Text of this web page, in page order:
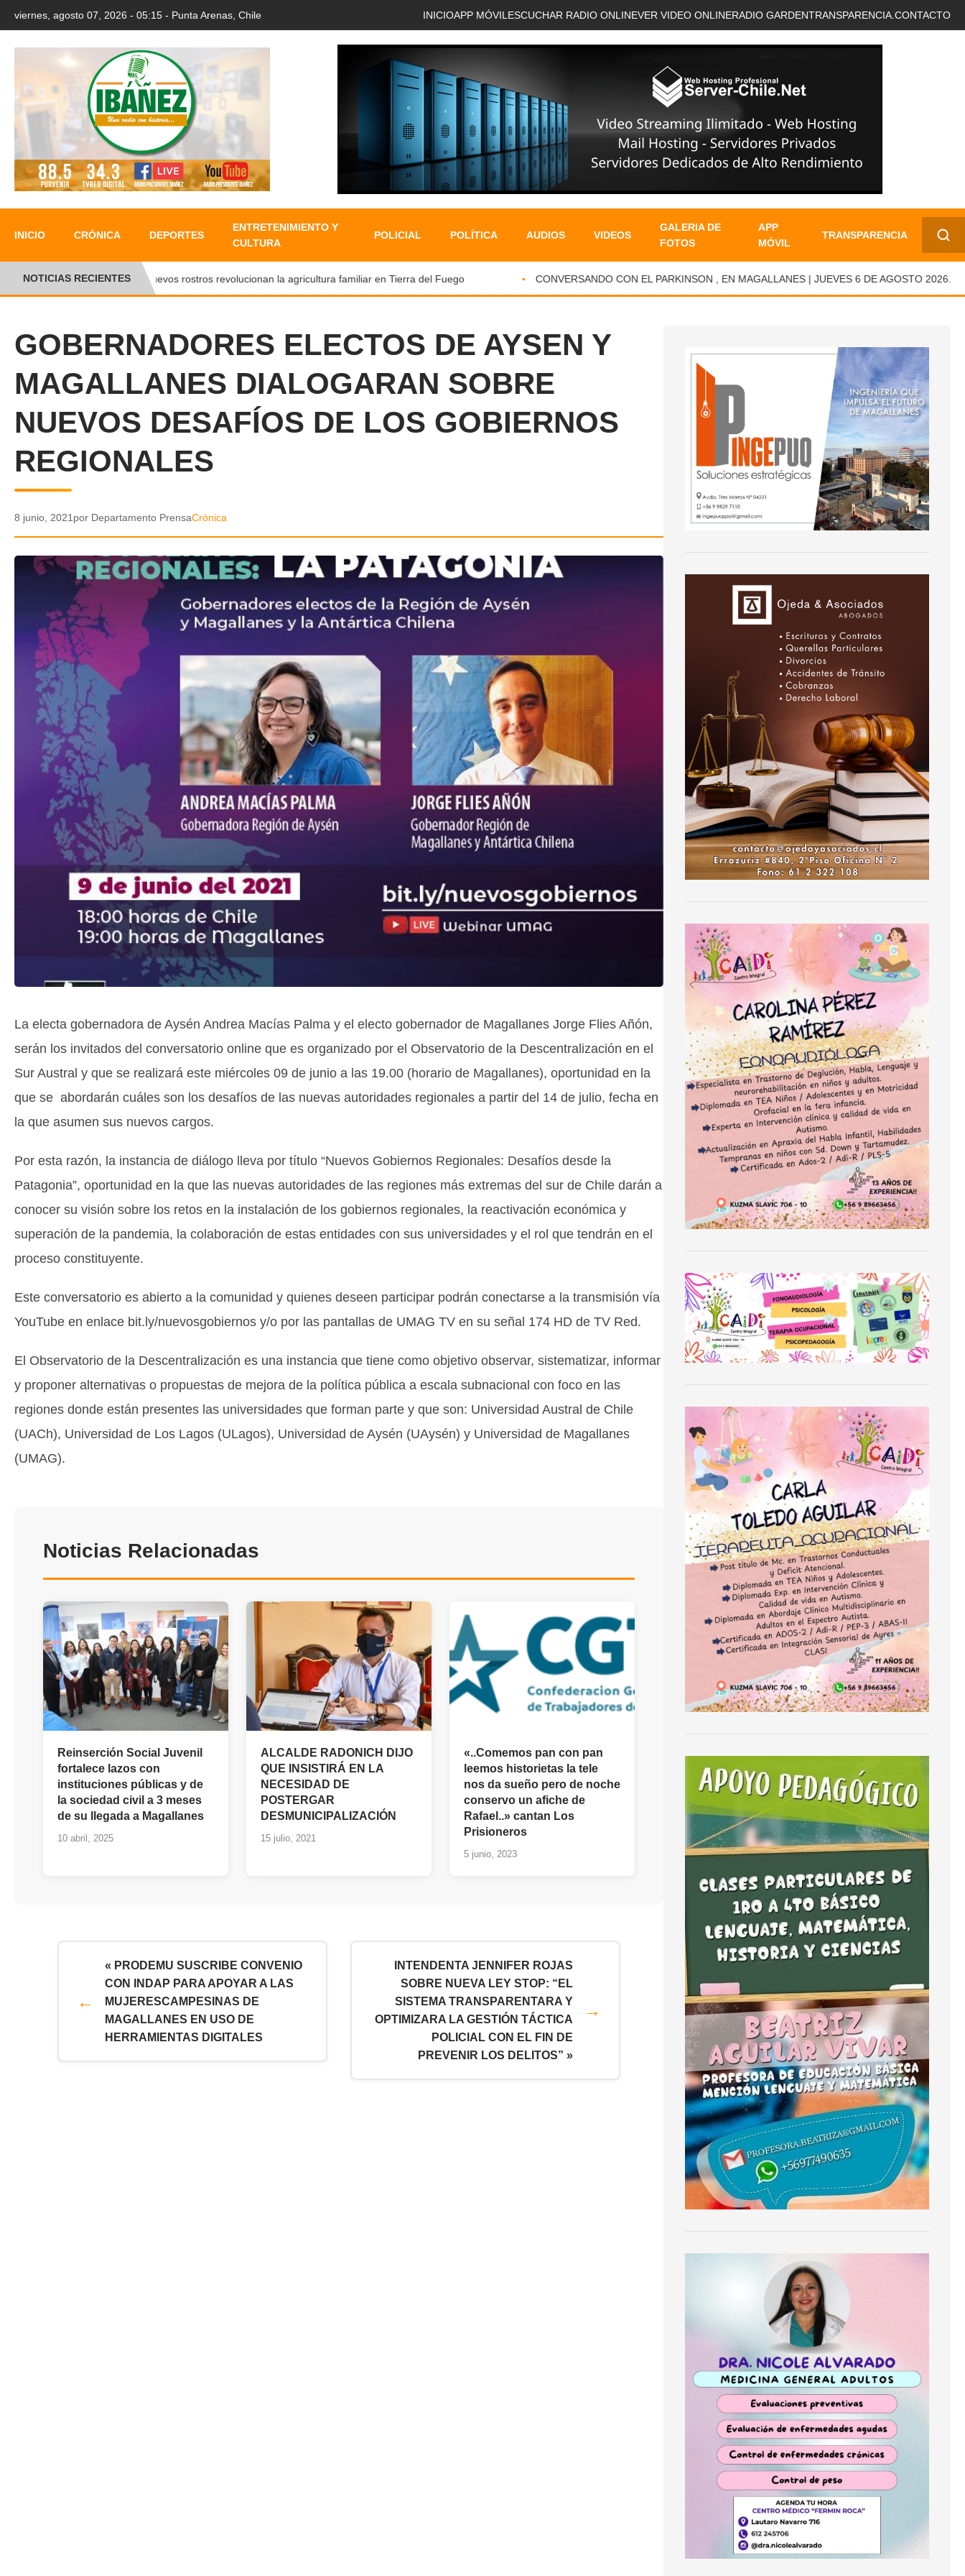
viernes, agosto 07, 2026 - 05:15 - Punta Arenas, Chile INICIOAPP MÓVIL ESCUCHAR RADIO ONLINEVER VIDEO ONLINERADIO GARDENTRANSPARENCIA. CONTACTO
INICIO CRÓNICA DEPORTES
ENTRETENIMIENTO Y
CULTURA
POLICIAL POLÍTICA AUDIOS VIDEOS
GALERIA DE
FOTOS
APP
MÓVIL
TRANSPARENCIA
✕
NOTICIAS RECIENTESNuevos rostros revolucionan la agricultura familiar en Tierra del Fuego CONVERSANDO CON EL PARKINSON , EN MAGALLANES | JUEVES 6 DE AGOSTO 2026.
GOBERNADORES ELECTOS DE AYSEN Y
MAGALLANES DIALOGARAN SOBRE
NUEVOS DESAFÍOS DE LOS GOBIERNOS
REGIONALES
8 junio, 2021 por Departamento PrensaCrónica
La electa gobernadora de Aysén Andrea Macías Palma y el electo gobernador de Magallanes Jorge Flies Añón,
serán los invitados del conversatorio online que es organizado por el Observatorio de la Descentralización en el
Sur Austral y que se realizará este miércoles 09 de junio a las 19.00 (horario de Magallanes), oportunidad en la
que se abordarán cuáles son los desafíos de las nuevas autoridades regionales a partir del 14 de julio, fecha en
la que asumen sus nuevos cargos.
Por esta razón, la instancia de diálogo lleva por título “Nuevos Gobiernos Regionales: Desafíos desde la
Patagonia”, oportunidad en la que las nuevas autoridades de las regiones más extremas del sur de Chile darán a
conocer su visión sobre los retos en la instalación de los gobiernos regionales, la reactivación económica y
superación de la pandemia, la colaboración de estas entidades con sus universidades y el rol que tendrán en el
proceso constituyente.
Este conversatorio es abierto a la comunidad y quienes deseen participar podrán conectarse a la transmisión vía
YouTube en enlace bit.ly/nuevosgobiernos y/o por las pantallas de UMAG TV en su señal 174 HD de TV Red.
El Observatorio de la Descentralización es una instancia que tiene como objetivo observar, sistematizar, informar
y proponer alternativas o propuestas de mejora de la política pública a escala subnacional con foco en las
regiones donde están presentes las universidades que forman parte y que son: Universidad Austral de Chile
(UACh), Universidad de Los Lagos (ULagos), Universidad de Aysén (UAysén) y Universidad de Magallanes
(UMAG).
Noticias Relacionadas
Reinserción Social Juvenil
fortalece lazos con
instituciones públicas y de
la sociedad civil a 3 meses
de su llegada a Magallanes
10 abril, 2025
ALCALDE RADONICH DIJO
QUE INSISTIRÁ EN LA
NECESIDAD DE
POSTERGAR
DESMUNICIPALIZACIÓN
15 julio, 2021
«..Comemos pan con pan
leemos historietas la tele
nos da sueño pero de noche
conservo un afiche de
Rafael..» cantan Los
Prisioneros
5 junio, 2023
« PRODEMU SUSCRIBE CONVENIO
CON INDAP PARA APOYAR A LAS
MUJERESCAMPESINAS DE
MAGALLANES EN USO DE
HERRAMIENTAS DIGITALES
INTENDENTA JENNIFER ROJAS
SOBRE NUEVA LEY STOP: “EL
SISTEMA TRANSPARENTARA Y
OPTIMIZARA LA GESTIÓN TÁCTICA
POLICIAL CON EL FIN DE
PREVENIR LOS DELITOS” »